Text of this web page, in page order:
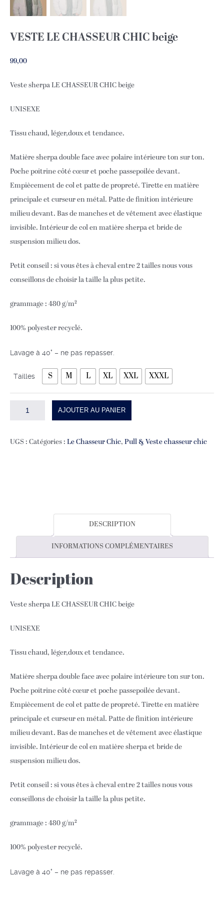
VESTE LE CHASSEUR CHIC beige
99,00
Veste sherpa LE CHASSEUR CHIC beige
UNISEXE
Tissu chaud, léger,doux et tendance.
Matière sherpa double face avec polaire intérieure ton sur ton.
Poche poitrine côté cœur et poche passepoilée devant.
Empiècement de col et patte de propreté. Tirette en matière
principale et curseur en métal. Patte de finition intérieure
milieu devant. Bas de manches et de vêtement avec élastique
invisible. Intérieur de col en matière sherpa et bride de
suspension milieu dos.
Petit conseil : si vous êtes à cheval entre 2 tailles nous vous
conseillons de choisir la taille la plus petite.
grammage : 480 g/m²
100% polyester recyclé.
Lavage à 40° – ne pas repasser.
Tailles S M L XL XXL XXXL
quantité
AJOUTER AU PANIER
UGS : Catégories : Le Chasseur Chic, Pull & Veste chasseur chic
DESCRIPTION
INFORMATIONS COMPLÉMENTAIRES
Description
Veste sherpa LE CHASSEUR CHIC beige
UNISEXE
Tissu chaud, léger,doux et tendance.
Matière sherpa double face avec polaire intérieure ton sur ton.
Poche poitrine côté cœur et poche passepoilée devant.
Empiècement de col et patte de propreté. Tirette en matière
principale et curseur en métal. Patte de finition intérieure
milieu devant. Bas de manches et de vêtement avec élastique
invisible. Intérieur de col en matière sherpa et bride de
suspension milieu dos.
Petit conseil : si vous êtes à cheval entre 2 tailles nous vous
conseillons de choisir la taille la plus petite.
grammage : 480 g/m²
100% polyester recyclé.
Lavage à 40° – ne pas repasser.